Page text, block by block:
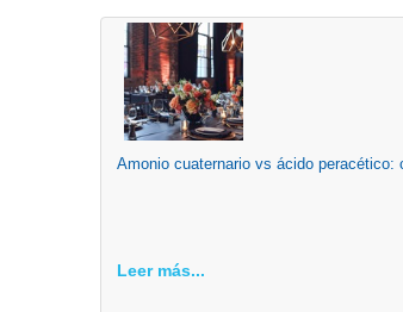
Amonio cuaternario vs ácido peracético:
Leer más...